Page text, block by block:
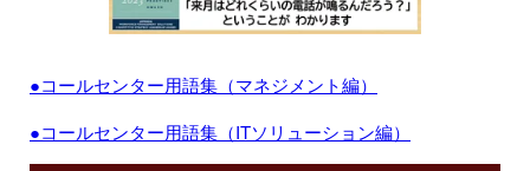
●コールセンター用語集（マネジメント編）
●コールセンター用語集（ITソリューション編）